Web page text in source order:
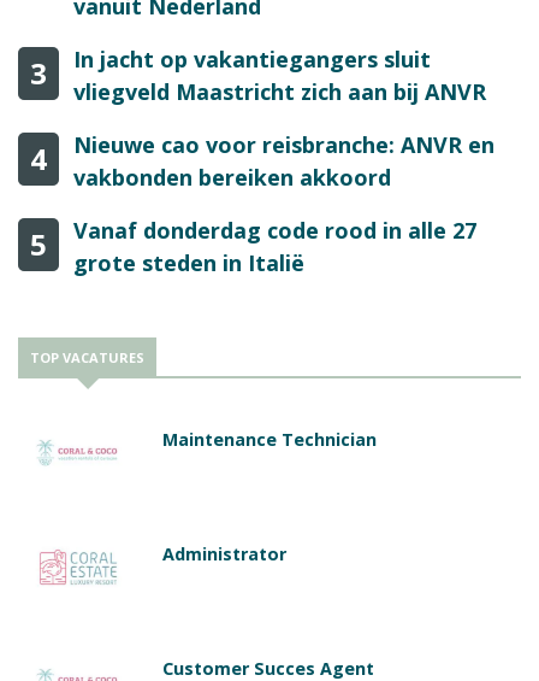
vanuit Nederland
3
In jacht op vakantiegangers sluit
vliegveld Maastricht zich aan bij ANVR
4
Nieuwe cao voor reisbranche: ANVR en
vakbonden bereiken akkoord
5
Vanaf donderdag code rood in alle 27
grote steden in Italië
TOP VACATURES
Maintenance Technician
Administrator
Customer Succes Agent